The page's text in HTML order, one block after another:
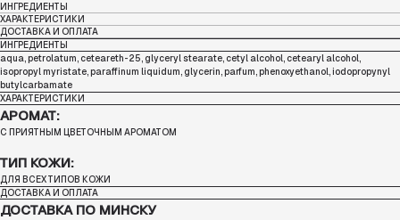
ИНГРЕДИЕНТЫ
ХАРАКТЕРИСТИКИ
ДОСТАВКА И ОПЛАТА
ИНГРЕДИЕНТЫ
aqua, petrolatum, ceteareth-25, glyceryl stearate, cetyl alcohol, cetearyl alcohol,
isopropyl myristate, paraffinum liquidum, glycerin, parfum, phenoxyethanol, iodopropynyl
butylcarbamate
ХАРАКТЕРИСТИКИ
АРОМАТ:
С ПРИЯТНЫМ ЦВЕТОЧНЫМ АРОМАТОМ
ТИП КОЖИ:
ДЛЯ ВСЕХ ТИПОВ КОЖИ
ДОСТАВКА И ОПЛАТА
ДОСТАВКА ПО МИНСКУ